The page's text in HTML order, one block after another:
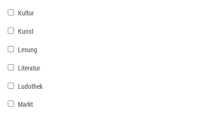
Kultur
Kunst
Lesung
Literatur
Ludothek
Markt